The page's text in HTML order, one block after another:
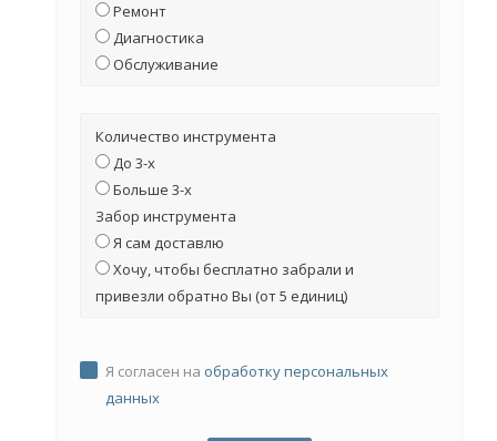
Ремонт
Диагностика
Обслуживание
Количество инструмента
До 3-х
Больше 3-х
Забор инструмента
Я сам доставлю
Хочу, чтобы бесплатно забрали и
привезли обратно Вы (от 5 единиц)
Я согласен на обработку персональных
данных